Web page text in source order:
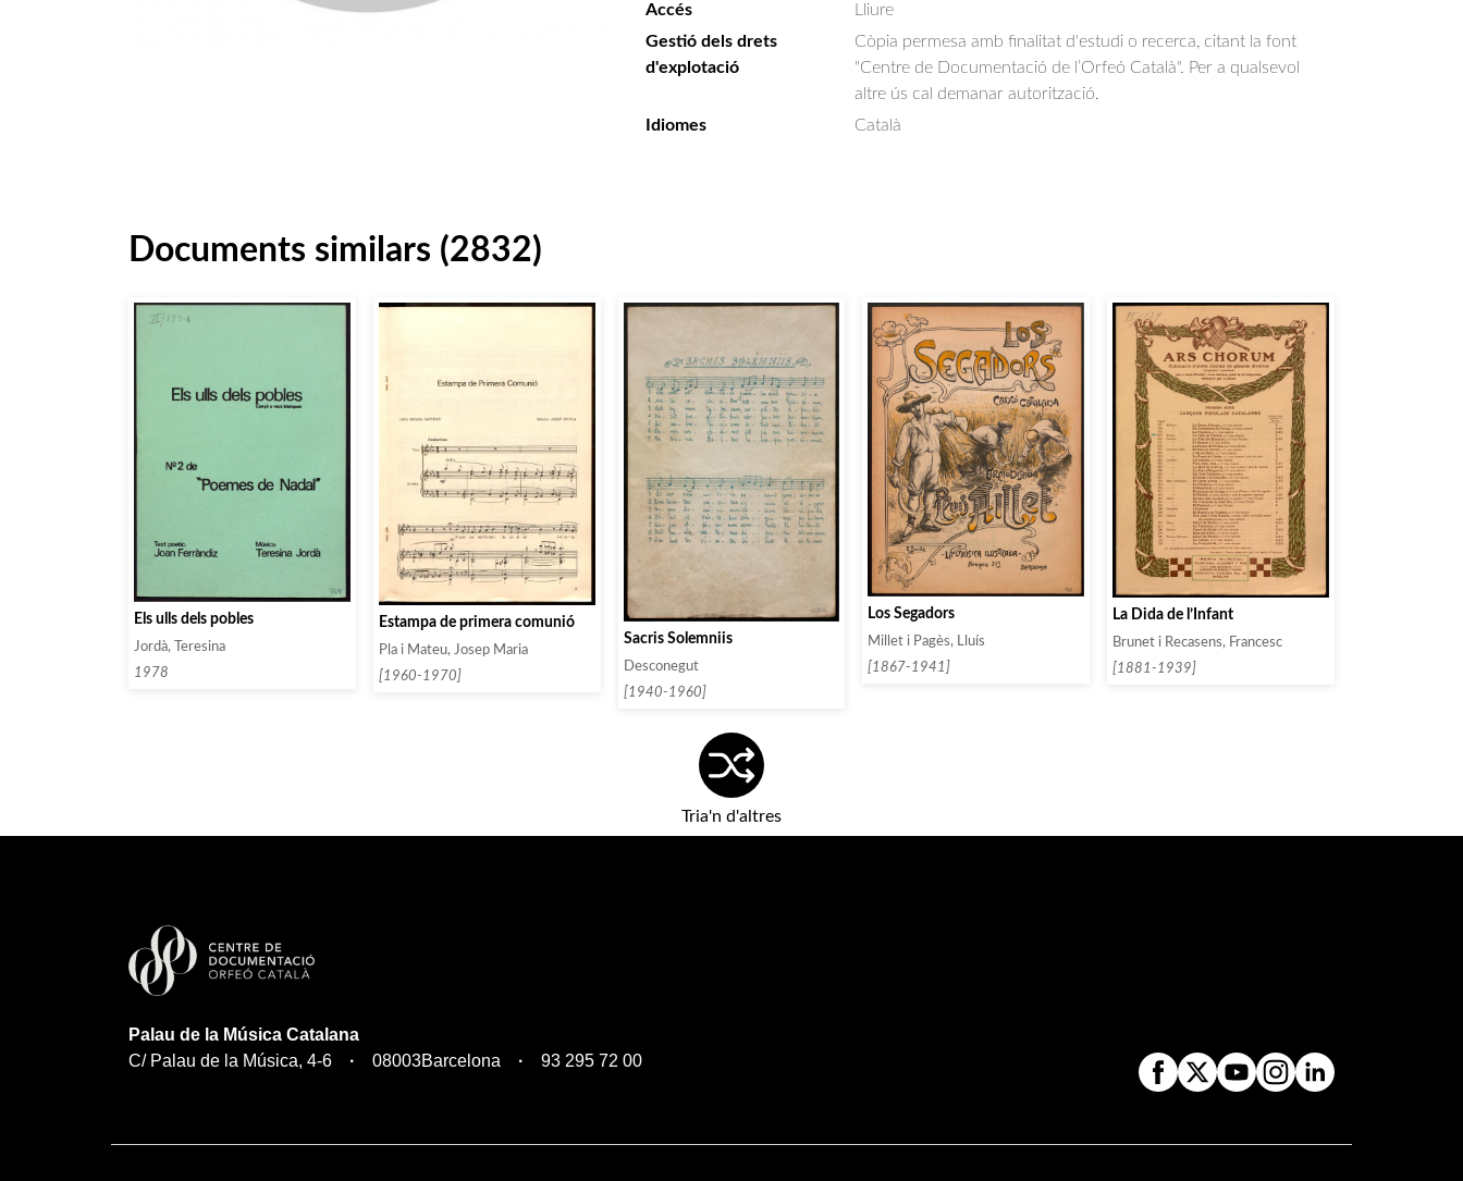
Accés
Lliure
Gestió dels drets
d'explotació
Còpia permesa amb finalitat d'estudi o recerca, citant la font
"Centre de Documentació de l’Orfeó Català". Per a qualsevol
altre ús cal demanar autorització.
Idiomes
Català
Documents similars (2832)
Els ulls dels pobles
Jordà, Teresina
1978
Estampa de primera comunió
Pla i Mateu, Josep Maria
[1960-1970]
Sacris Solemniis
Desconegut
[1940-1960]
Los Segadors
Millet i Pagès, Lluís
[1867-1941]
La Dida de l’Infant
Brunet i Recasens, Francesc
[1881-1939]
Tria'n d'altres
Palau de la Música Catalana
C/ Palau de la Música, 4-6
08003Barcelona 93 295 72 00